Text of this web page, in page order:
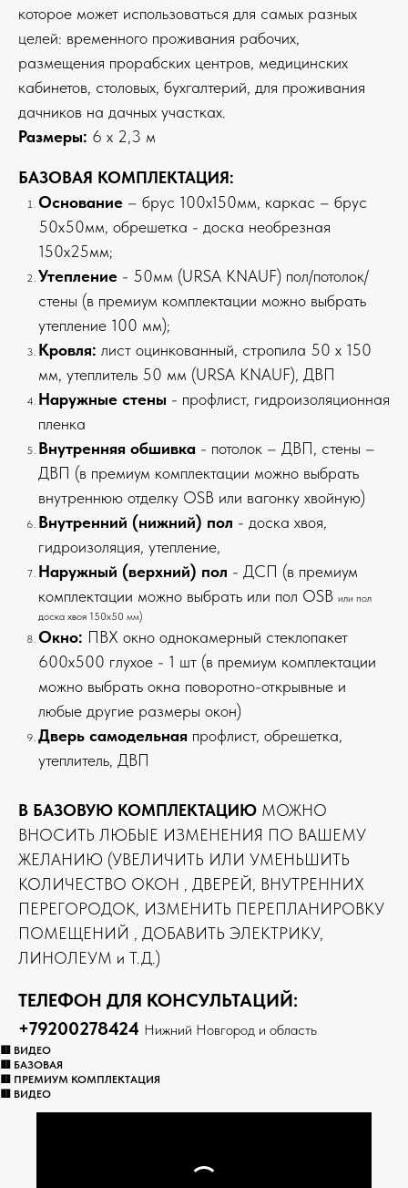
которое может использоваться для самых разных
целей: временного проживания рабочих,
размещения прорабских центров, медицинских
кабинетов, столовых, бухгалтерий, для проживания
дачников на дачных участках.
Размеры: 6 х 2,3 м
БАЗОВАЯ КОМПЛЕКТАЦИЯ:
Основание – брус 100х150мм, каркас – брус
50х50мм, обрешетка - доска необрезная
150х25мм;
Утепление - 50мм (URSA KNAUF) пол/потолок/
стены (в премиум комплектации можно выбрать
утепление 100 мм);
Кровля: лист оцинкованный, стропила 50 х 150
мм, утеплитель 50 мм (URSA KNAUF), ДВП
Наружные стены - профлист, гидроизоляционная
пленка
Внутренняя обшивка - потолок – ДВП, стены –
ДВП (в премиум комплектации можно выбрать
внутреннюю отделку OSB или вагонку хвойную)
Внутренний (нижний) пол - доска хвоя,
гидроизоляция, утепление,
Наружный (верхний) пол - ДСП (в премиум
комплектации можно выбрать или пол OSB или пол
доска хвоя 150х50 мм)
Окно: ПВХ окно однокамерный стеклопакет
600х500 глухое - 1 шт (в премиум комплектации
можно выбрать окна поворотно-открывные и
любые другие размеры окон)
Дверь самодельная профлист, обрешетка,
утеплитель, ДВП
В БАЗОВУЮ КОМПЛЕКТАЦИЮ МОЖНО
ВНОСИТЬ ЛЮБЫЕ ИЗМЕНЕНИЯ ПО ВАШЕМУ
ЖЕЛАНИЮ (УВЕЛИЧИТЬ ИЛИ УМЕНЬШИТЬ
КОЛИЧЕСТВО ОКОН , ДВЕРЕЙ, ВНУТРЕННИХ
ПЕРЕГОРОДОК, ИЗМЕНИТЬ ПЕРЕПЛАНИРОВКУ
ПОМЕЩЕНИЙ , ДОБАВИТЬ ЭЛЕКТРИКУ,
ЛИНОЛЕУМ и Т.Д.)
ТЕЛЕФОН ДЛЯ КОНСУЛЬТАЦИЙ:
+79200278424 Нижний Новгород и область
🟥 ВИДЕО
🟥 БАЗОВАЯ
🟥 ПРЕМИУМ КОМПЛЕКТАЦИЯ
🟥 ВИДЕО